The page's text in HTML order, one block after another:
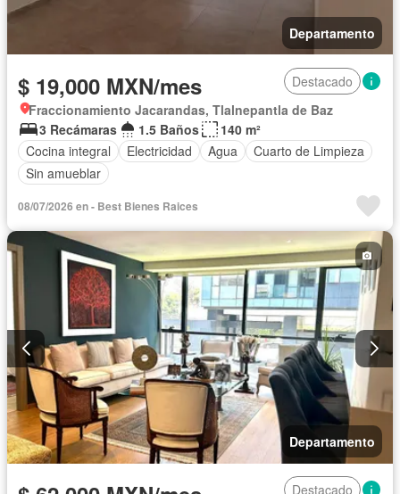
Departamento
$ 19,000 MXN/mes
Destacado
Fraccionamiento Jacarandas, Tlalnepantla de Baz
3 Recámaras
1.5 Baños
140 m²
Cocina integral
Electricidad Agua
Cuarto de Limpieza
Sin amueblar
08/07/2026 en - Best Bienes Raices
Departamento
Destacado